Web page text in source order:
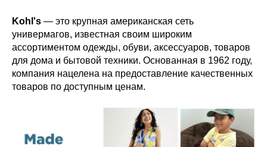
Kohl's — это крупная американская сеть
универмагов, известная своим широким
ассортиментом одежды, обуви, аксессуаров, товаров
для дома и бытовой техники. Основанная в 1962 году,
компания нацелена на предоставление качественных
товаров по доступным ценам.